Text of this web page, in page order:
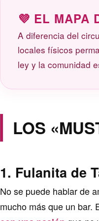
💜 EL MAPA
A diferencia del
locales físicos
ley y la comunidad
LOS
1. Fulanita de
No se puede hablar de
mucho más que un bar.